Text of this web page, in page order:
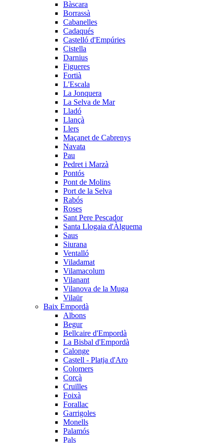
Bàscara
Borrassà
Cabanelles
Cadaqués
Castelló d'Empúries
Cistella
Darnius
Figueres
Fortià
L'Escala
La Jonquera
La Selva de Mar
Lladó
Llançà
Llers
Maçanet de Cabrenys
Navata
Pau
Pedret i Marzà
Pontós
Pont de Molins
Port de la Selva
Rabós
Roses
Sant Pere Pescador
Santa Llogaia d'Àlguema
Saus
Siurana
Ventalló
Viladamat
Vilamacolum
Vilanant
Vilanova de la Muga
Vilaür
Baix Empordà
Albons
Begur
Bellcaire d'Empordà
La Bisbal d'Empordà
Calonge
Castell - Platja d'Aro
Colomers
Corçà
Cruïlles
Foixà
Forallac
Garrigoles
Monells
Palamós
Pals